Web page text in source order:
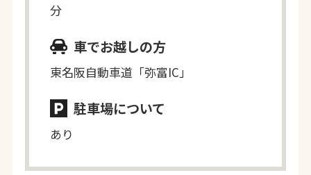
分
車でお越しの方
東名阪自動車道「弥富IC」
駐車場について
あり